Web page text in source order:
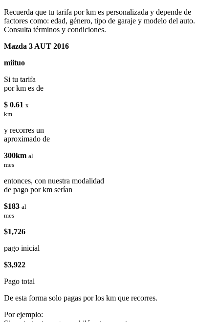
Recuerda que tu tarifa por km es personalizada y depende de
factores como: edad, género, tipo de garaje y modelo del auto.
Consulta términos y condiciones.
Mazda 3 AUT 2016
miituo
Si tu tarifa
por km es de
$ 0.61 x
km
y recorres un
aproximado de
300km al
mes
entonces, con nuestra modalidad
de pago por km serían
$183 al
mes
$1,726
pago inicial
$3,922
Pago total
De esta forma solo pagas por los km que recorres.
Por ejemplo: